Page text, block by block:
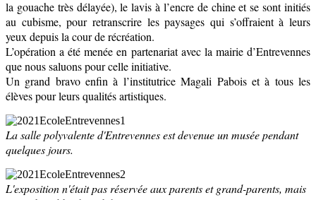
la gouache très délayée), le lavis à l’encre de chine et se sont initiés
au cubisme, pour retranscrire les paysages qui s’offraient à leurs
yeux depuis la cour de récréation.
L’opération a été menée en partenariat avec la mairie d’Entrevennes
que nous saluons pour celle initiative.
Un grand bravo enfin à l’institutrice Magali Pabois et à tous les
élèves pour leurs qualités artistiques.
La salle polyvalente d'Entrevennes est devenue un musée pendant
quelques jours.
L'exposition n'était pas réservée aux parents et grand-parents, mais